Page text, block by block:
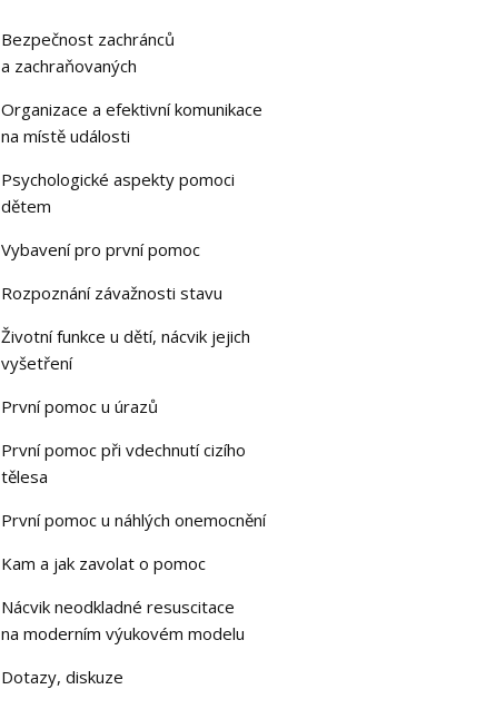
Bezpečnost zachránců
a zachraňovaných
Organizace a efektivní komunikace
na místě události
Psychologické aspekty pomoci
dětem
Vybavení pro první pomoc
Rozpoznání závažnosti stavu
Životní funkce u dětí, nácvik jejich
vyšetření
První pomoc u úrazů
První pomoc při vdechnutí cizího
tělesa
První pomoc u náhlých onemocnění
Kam a jak zavolat o pomoc
Nácvik neodkladné resuscitace
na moderním výukovém modelu
Dotazy, diskuze